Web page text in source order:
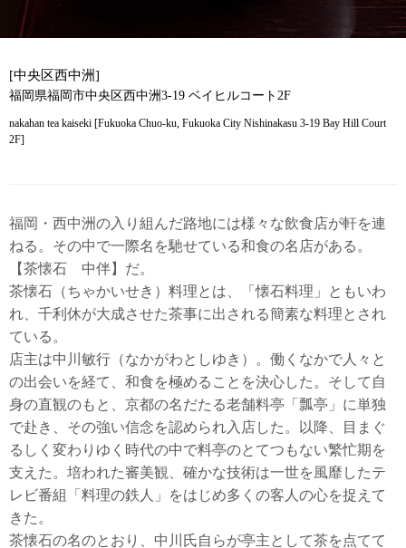
[中央区西中洲]
福岡県福岡市中央区西中洲3-19 ベイヒルコート2F
nakahan tea kaiseki [Fukuoka Chuo-ku, Fukuoka City Nishinakasu 3-19 Bay Hill Court
2F]
福岡・西中洲の入り組んだ路地には様々な飲食店が軒を連
ねる。その中で一際名を馳せている和食の名店がある。
【茶懐石 中伴】だ。
茶懐石（ちゃかいせき）料理とは、「懐石料理」ともいわ
れ、千利休が大成させた茶事に出される簡素な料理とされ
ている。
店主は中川敏行（なかがわとしゆき）。働くなかで人々と
の出会いを経て、和食を極めることを決心した。そして自
身の直観のもと、京都の名だたる老舗料亭「瓢亭」に単独
で赴き、その強い信念を認められ入店した。以降、目まぐ
るしく変わりゆく時代の中で料亭のとてつもない繁忙期を
支えた。培われた審美観、確かな技術は一世を風靡したテ
レビ番組「料理の鉄人」をはじめ多くの客人の心を捉えて
きた。
茶懐石の名のとおり、中川氏自らが亭主として茶を点てて